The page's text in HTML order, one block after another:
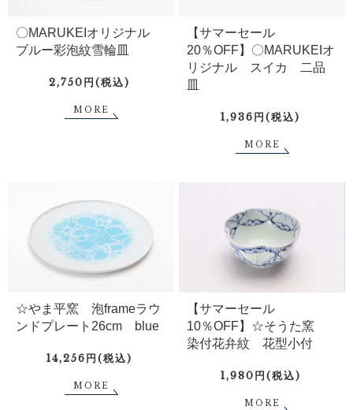
〇MARUKEIオリジナル
ブルー彩泡紋雪輪皿
2,750円(税込)
MORE
【サマーセール
20％OFF】〇MARUKEIオ
リジナル スイカ 二品
皿
1,936円(税込)
MORE
☆やま平窯 泡frameラウ
ンドプレート26cm blue
14,256円(税込)
MORE
【サマーセール
10％OFF】☆そうた窯
染付花弁紋 花型小付
1,980円(税込)
MORE